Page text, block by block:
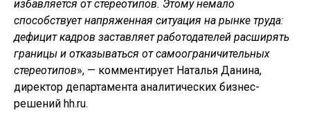
избавляется от стереотипов. Этому немало
способствует напряженная ситуация на рынке труда:
дефицит кадров заставляет работодателей расширять
границы и отказываться от самоограничительных
стереотипов», — комментирует Наталья Данина,
директор департамента аналитических бизнес-
решений hh.ru.